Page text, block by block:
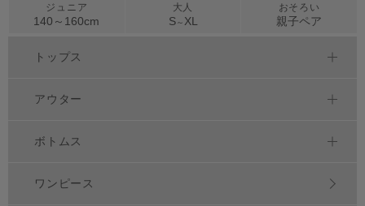
ジュニア
140～ 160cm
大人
S～ XL
おそろい
親子ペア
トップス
アウター
ボトムス
ワンピース